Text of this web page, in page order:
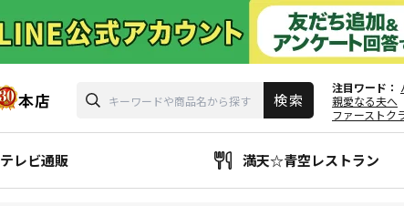
注目ワード
親愛なる夫へ
ファーストク
テレビ通販 満天☆青空レストラン